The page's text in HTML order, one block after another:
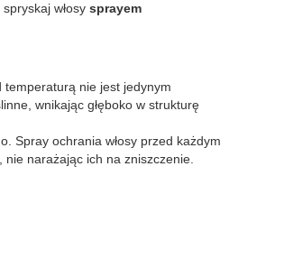
włosy sprayem
temperaturą nie jest jedynym
wnikając głęboko w strukturę
Spray ochrania włosy przed każdym
narażając ich na zniszczenie.